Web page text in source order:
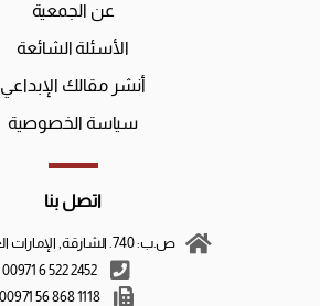
عن الجمعية
الأسئلة الشائعة
أنشر مقالك الإبداعي
سياسة الخصوصية
اتصل بنا
ص.ب: 740. الشارقة, الإمارات العربية المتحدة.
2452 522 6 00971
1118 868 56 00971